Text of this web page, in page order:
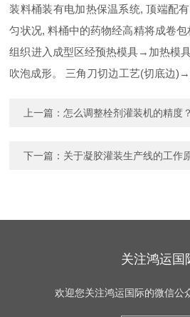
装料桶装有电加热保温系统, 顶端配
匀状况, 料桶中的药物经高精将成卷
组织进入成型区经预热模具→加热
吹泡成形。 三角刀切边工艺(切底边)→
上一篇：怎么调整栓剂灌装机的精度？
下一篇： 关于凝胶灌装生产线的工作
关注鸿运国
欢迎您关注鸿运国际的微信公